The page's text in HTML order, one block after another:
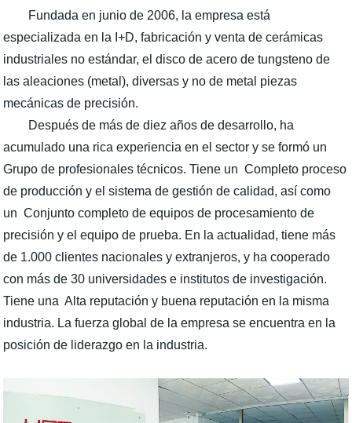
Fundada en junio de 2006, la empresa está
especializada en la I+D, fabricación y venta de cerámicas
industriales no estándar, el disco de acero de tungsteno de
las aleaciones (metal), diversas y no de metal piezas
mecánicas de precisión.
Después de más de diez años de desarrollo, ha
acumulado una rica experiencia en el sector y se formó un
Grupo de profesionales técnicos. Tiene un Completo proceso
de producción y el sistema de gestión de calidad, así como
un Conjunto completo de equipos de procesamiento de
precisión y el equipo de prueba. En la actualidad, tiene más
de 1.000 clientes nacionales y extranjeros, y ha cooperado
con más de 30 universidades e institutos de investigación.
Tiene una Alta reputación y buena reputación en la misma
industria. La fuerza global de la empresa se encuentra en la
posición de liderazgo en la industria.